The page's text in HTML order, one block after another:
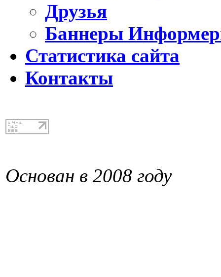
Друзья
Баннеры
Статистика сайта
Контакты
Основан в 2008 году